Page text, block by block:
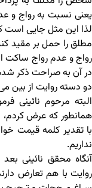
یعنی نسبت به رواج و
لذا این مثل جایی است
مطلق را حمل بر مقید
رواج و عدم رواج ساکت
در آن به صراحت ذکر
دو دسته روایت از بین
البته مرحوم نائینی
همانطور که عرض
با تقدیر کلمه قیمت
نداریم.
آنگاه محقق نائینی
روایت با هم تعارض